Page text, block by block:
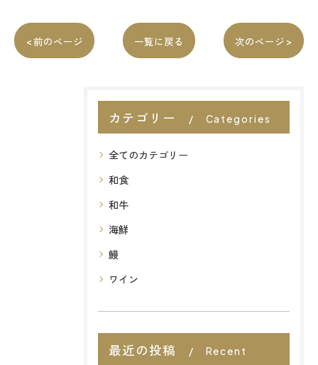
< 前のページ 一覧に戻る 次のページ >
カテゴリー Categories
全てのカテゴリー
和食
和牛
海鮮
鰻
ワイン
最近の投稿
Recent